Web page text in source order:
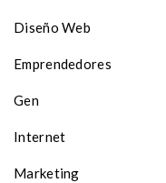
Diseño Web
Emprendedores
Gen
Internet
Marketing